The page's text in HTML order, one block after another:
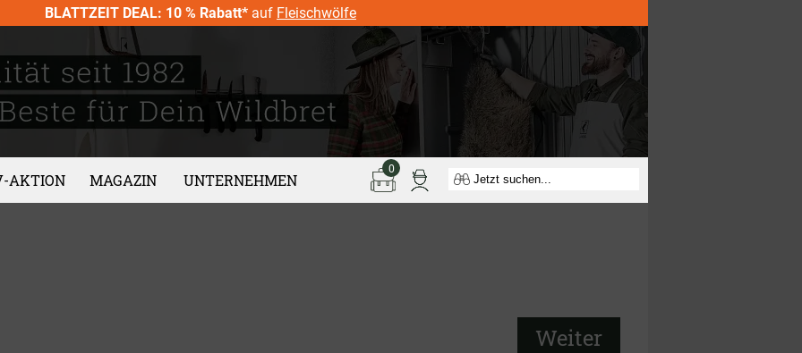
BLATTZEIT DEAL: 10 % Rabatt* auf Fleischwölfe
AKTION MAGAZIN UNTERNEHMEN
0
Weiter